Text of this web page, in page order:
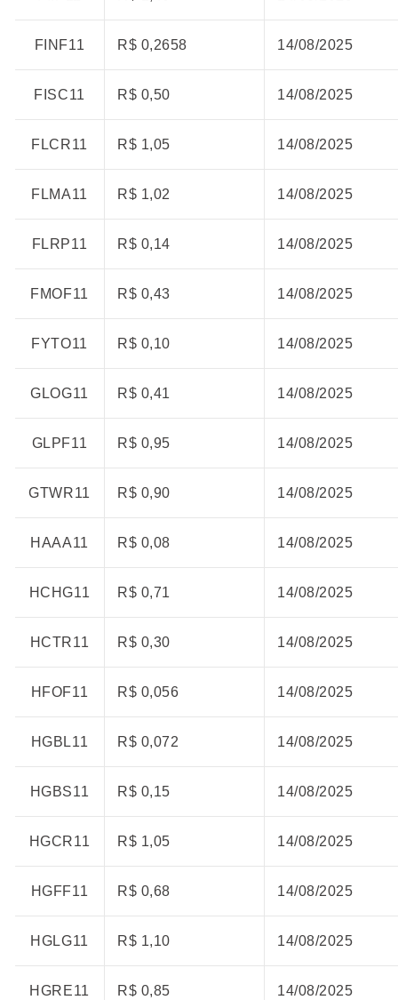
FINF11 R$ 0,2658 14/08/2025
FISC11 R$ 0,50 14/08/2025
FLCR11 R$ 1,05 14/08/2025
FLMA11 R$ 1,02 14/08/2025
FLRP11 R$ 0,14 14/08/2025
FMOF11 R$ 0,43 14/08/2025
FYTO11 R$ 0,10 14/08/2025
GLOG11 R$ 0,41 14/08/2025
GLPF11 R$ 0,95 14/08/2025
GTWR11 R$ 0,90 14/08/2025
HAAA11 R$ 0,08 14/08/2025
HCHG11 R$ 0,71 14/08/2025
HCTR11 R$ 0,30 14/08/2025
HFOF11 R$ 0,056 14/08/2025
HGBL11 R$ 0,072 14/08/2025
HGBS11 R$ 0,15 14/08/2025
HGCR11 R$ 1,05 14/08/2025
HGFF11 R$ 0,68 14/08/2025
HGLG11 R$ 1,10 14/08/2025
HGRE11 R$ 0,85 14/08/2025